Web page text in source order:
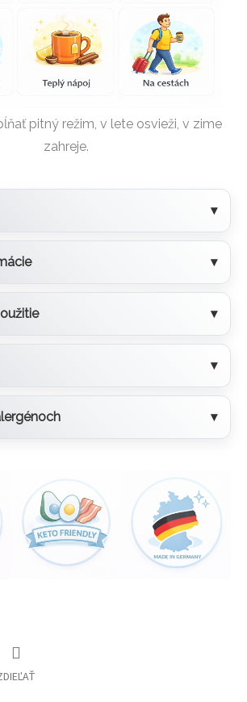
pitný režim, v lete osvieži, v zime
zahreje.